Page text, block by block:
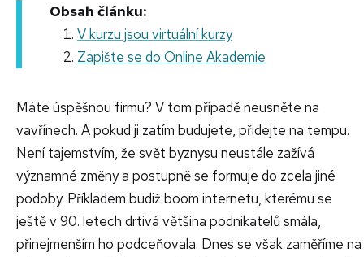
Obsah článku:
V kurzu jsou virtuální kurzy
Zapište se do Online Akademie
Máte úspěšnou firmu? V tom případě neusněte na
vavřínech. A pokud ji zatím budujete, přidejte na tempu.
Není tajemstvím, že svět byznysu neustále zažívá
významné změny a postupně se formuje do zcela jiné
podoby. Příkladem budiž boom internetu, kterému se
ještě v 90. letech drtivá většina podnikatelů smála,
přinejmenším ho podceňovala. Dnes se však zaměříme na